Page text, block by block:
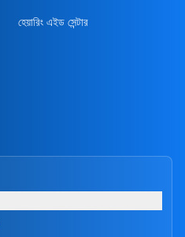
হেয়ারিং এইড সেন্টার